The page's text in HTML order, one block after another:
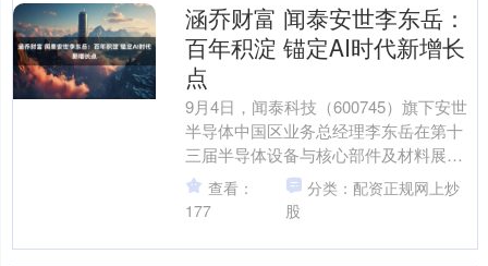
涵乔财富 闻泰安世李东岳：
百年积淀 锚定AI时代新增长
点
9月4日，闻泰科技（600745）旗下安世
半导体中国区业务总经理李东岳在第十
三届半导体设备与核心部件及材料展
（CSEAC 2025）半导体制造与设备及核
心部件董....
查看：
177
分类：配资正规网上炒
股